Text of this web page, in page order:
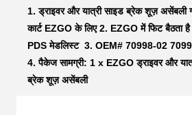
1. ड्राइवर और यात्री साइड ब्रेक शूज़ असेंबली
कार्ट EZGO के लिए 2. EZGO में फिट बैठता है
PDS मेडलिस्ट 3. OEM# 70998-02
4. पैकेज सामग्री: 1 x EZGO ड्राइवर और
ब्रेक शूज़ असेंबली